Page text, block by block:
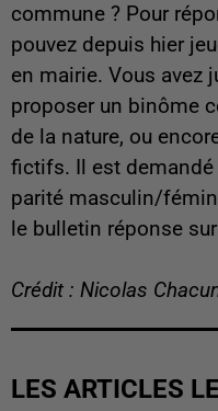
commune ? Pour
pouvez depuis hier
en mairie. Vous avez
proposer un binôme
de la nature, ou
fictifs. Il est
parité masculin/
le bulletin réponse sur
Crédit : Nicolas
LES ARTICLES